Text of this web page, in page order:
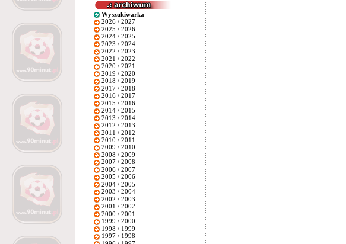
Wyszukiwarka
2026 / 2027
2025 / 2026
2024 / 2025
2023 / 2024
2022 / 2023
2021 / 2022
2020 / 2021
2019 / 2020
2018 / 2019
2017 / 2018
2016 / 2017
2015 / 2016
2014 / 2015
2013 / 2014
2012 / 2013
2011 / 2012
2010 / 2011
2009 / 2010
2008 / 2009
2007 / 2008
2006 / 2007
2005 / 2006
2004 / 2005
2003 / 2004
2002 / 2003
2001 / 2002
2000 / 2001
1999 / 2000
1998 / 1999
1997 / 1998